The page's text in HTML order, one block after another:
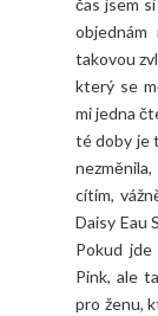
takovou
který se
mi jedna
té doby je
cítím,
Daisy Eau
Pokud
Pink, ale
pro ženu,